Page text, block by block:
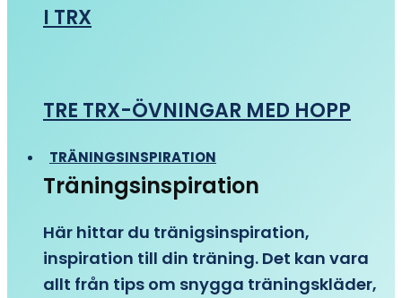
I TRX
TRE TRX-ÖVNINGAR MED HOPP
TRÄNINGSINSPIRATION
Träningsinspiration
Här hittar du tränigsinspiration,
inspiration till din träning. Det kan vara
allt från tips om snygga träningskläder,